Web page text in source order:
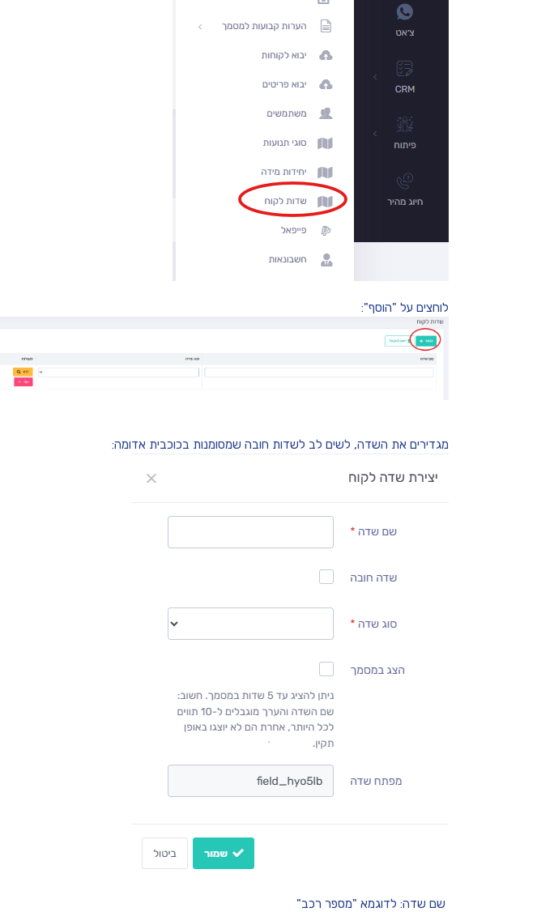
לוחצים על "הוסף":
מגדירים את השדה, לשים לב לשדות חובה שמסומנות בכוכבית אדומה:
שם שדה: לדוגמא "מספר רכב"